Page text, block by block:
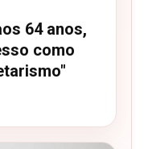
64 anos,
como